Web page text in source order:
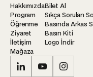
Hakkımızda
Program
Öğrenme
Ziyaret
İletişim
Mağaza
Bilet Al
Sıkça Sorulan
Basında Arkas
Basın Kiti
Logo İndir